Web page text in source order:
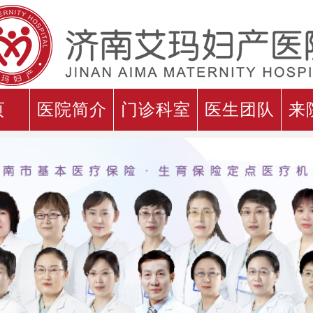
医院简介 门诊科室 医生团队 来